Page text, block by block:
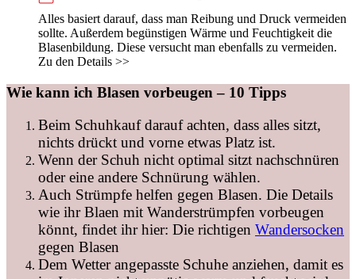
Alles basiert darauf, dass man Reibung und Druck vermeiden
sollte. Außerdem begünstigen Wärme und Feuchtigkeit die
Blasenbildung. Diese versucht man ebenfalls zu vermeiden.
Zu den Details >>
Wie kann ich Blasen vorbeugen – 10 Tipps
Beim Schuhkauf darauf achten, dass alles sitzt,
nichts drückt und vorne etwas Platz ist.
Wenn der Schuh nicht optimal sitzt nachschnüren
oder eine andere Schnürung wählen.
Auch Strümpfe helfen gegen Blasen. Die Details
wie ihr Blaen mit Wanderstrümpfen vorbeugen
könnt, findet ihr hier: Die richtigen Wandersocken
gegen Blasen
Dem Wetter angepasste Schuhe anziehen, damit es